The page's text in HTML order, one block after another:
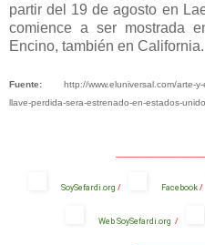
partir del 19 de agosto en
comience a ser mostrada
Encino, también en California.
Fuente: http://www.eluniversal.com/arte-y-
llave-perdida-sera-estrenado-en-estados-
SoySefardi.org / Facebook /
Web SoySefardi.org /